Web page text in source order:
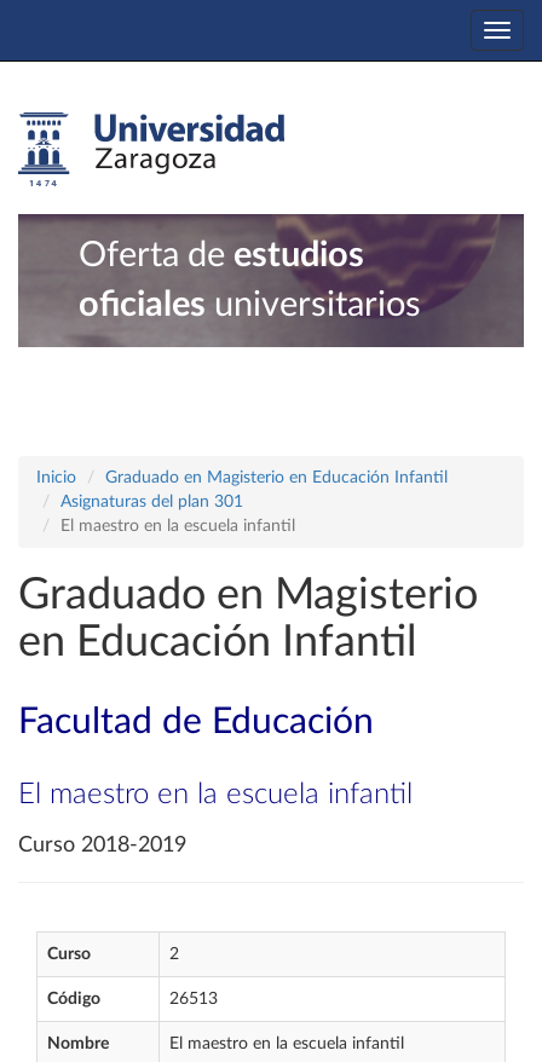
Oferta de estudios
oficiales universitarios
Inicio
Graduado en Magisterio en Educación Infantil
Asignaturas del plan 301
El maestro en la escuela infantil
Graduado en Magisterio
en Educación Infantil
Facultad de Educación
El maestro en la escuela infantil
Curso 2018-2019
Curso 2
Código 26513
Nombre El maestro en la escuela infantil